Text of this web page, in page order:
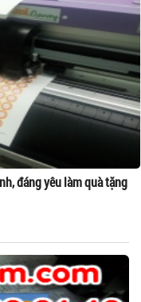
đáng yêu làm quà tặng